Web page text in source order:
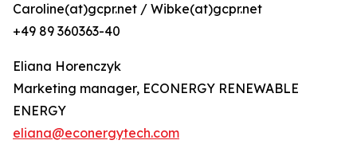
Caroline(at)gcpr.net / Wibke(at)gcpr.net
+49 89 360363-40
Eliana Horenczyk
Marketing manager, ECONERGY RENEWABLE
ENERGY
eliana@econergytech.com